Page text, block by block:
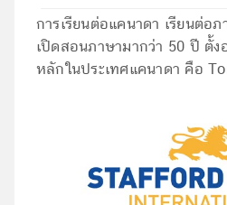
การเรียนต่อแคนาดา เรียนต่อ
เปิดสอนภาษามากว่า 50 ปี ตั้ง
หลักในประเทศแคนาดา คือ